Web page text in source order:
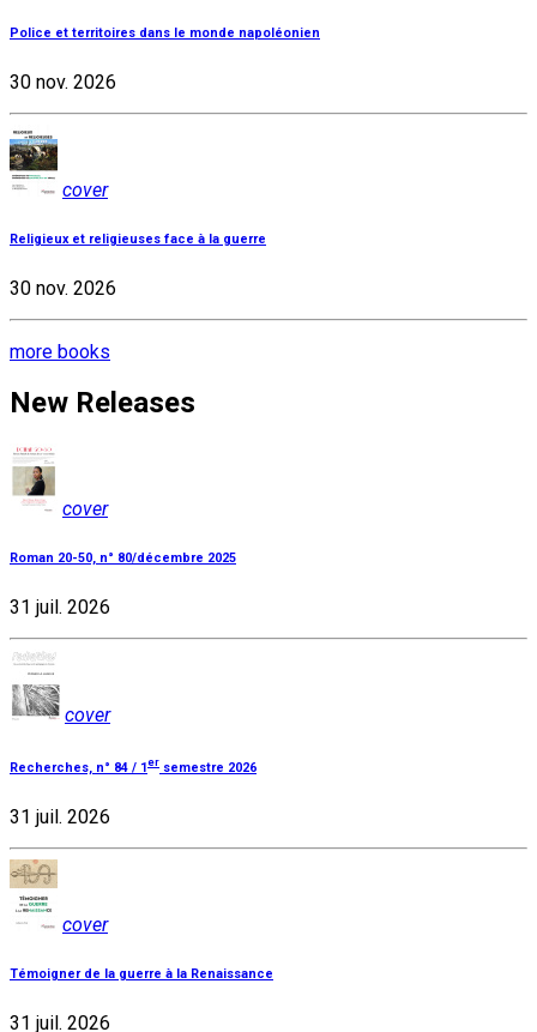
Police et territoires dans le monde napoléonien
30 nov. 2026
cover
Religieux et religieuses face à la guerre
30 nov. 2026
more books
New Releases
cover
Roman 20-50, n° 80/décembre 2025
31 juil. 2026
cover
Recherches, n° 84 / 1er semestre 2026
31 juil. 2026
cover
Témoigner de la guerre à la Renaissance
31 juil. 2026